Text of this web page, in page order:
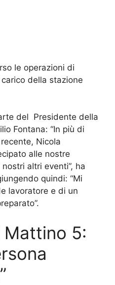
le operazioni di
della stazione
del Presidente della
Fontana: “In più di
Nicola
alle nostre
altri eventi”, ha
quindi: “Mi
lavoratore e di un
5: